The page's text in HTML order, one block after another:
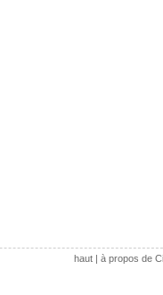
haut| à propos de